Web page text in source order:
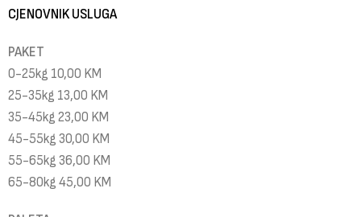
CJENOVNIK USLUGA
PAKET
0-25kg 10,00 KM
25-35kg 13,00 KM
35-45kg 23,00 KM
45-55kg 30,00 KM
55-65kg 36,00 KM
65-80kg 45,00 KM